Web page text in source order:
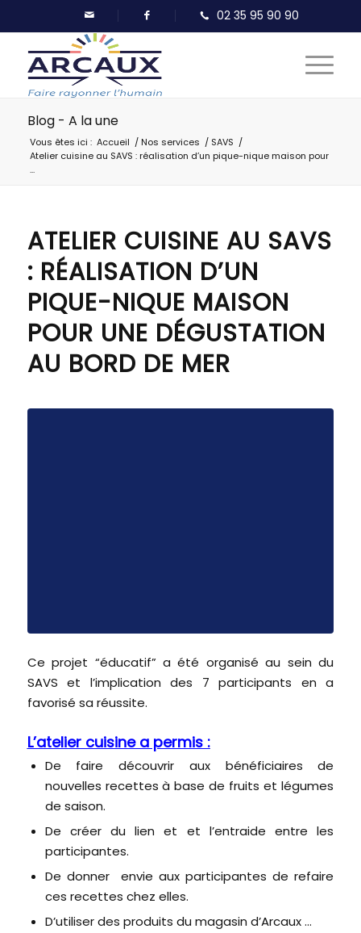
Blog - A la une
Vous êtes ici : Accueil / Nos services / SAVS /
Atelier cuisine au SAVS : réalisation d’un pique-nique maison pour
...
ATELIER CUISINE AU SAVS
: RÉALISATION D’UN
PIQUE-NIQUE MAISON
POUR UNE DÉGUSTATION
AU BORD DE MER
Ce projet “éducatif” a été organisé au sein du
SAVS et l’implication des 7 participants en a
favorisé sa réussite.
L’atelier cuisine a permis :
De faire découvrir aux bénéficiaires de
nouvelles recettes à base de fruits et légumes
de saison.
De créer du lien et et l’entraide entre les
participantes.
De donner envie aux participantes de refaire
ces recettes chez elles.
D’utiliser des produits du magasin d’Arcaux…